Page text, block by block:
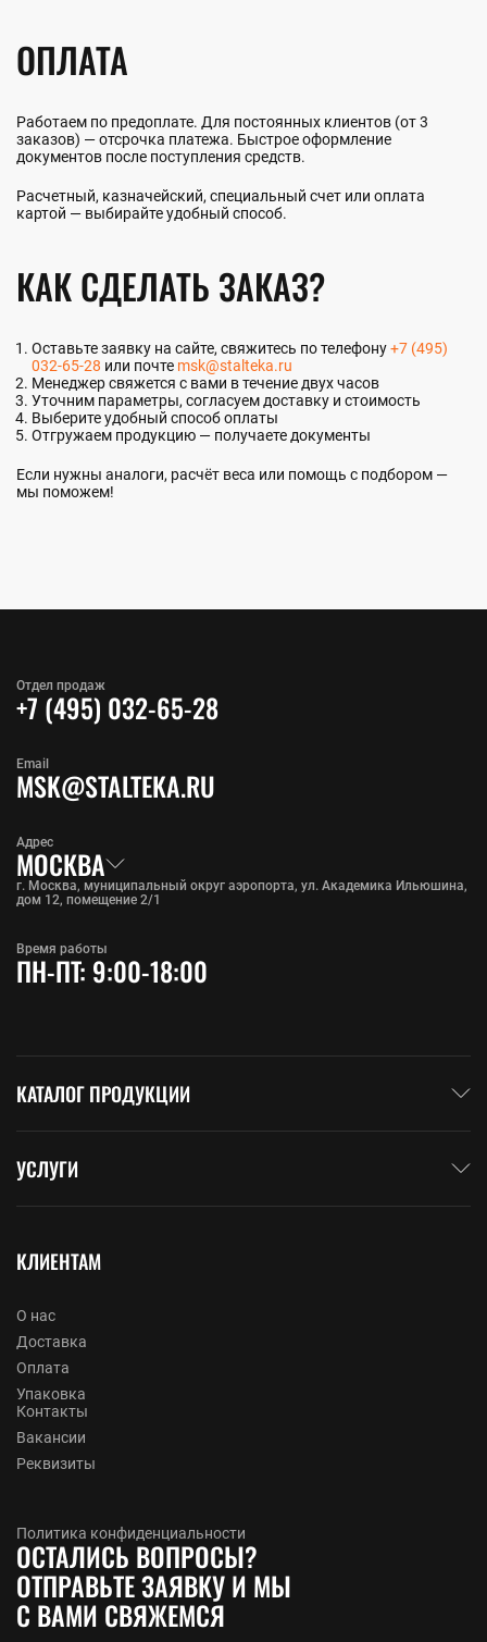
ОПЛАТА
Работаем по предоплате. Для постоянных клиентов (от 3
заказов) — отсрочка платежа. Быстрое оформление
документов после поступления средств.
Расчетный, казначейский, специальный счет или оплата
картой — выбирайте удобный способ.
КАК СДЕЛАТЬ ЗАКАЗ?
Оставьте заявку на сайте, свяжитесь по телефону+7 (495)
032-65-28 или почте msk@stalteka.ru
Менеджер свяжется с вами в течение двух часов
Уточним параметры, согласуем доставку и стоимость
Выберите удобный способ оплаты
Отгружаем продукцию — получаете документы
Если нужны аналоги, расчёт веса или помощь с подбором —
мы поможем!
Отдел продаж
+7 (495) 032-65-28
Адрес
МОСКВА
г. Москва, муниципальный округ аэропорта, ул. Академика Ильюшина,
дом 12, помещение 2/1
Email
MSK@STALTEKA.RU
Время работы
ПН-ПТ: 9:00-18:00
КАТАЛОГ ПРОДУКЦИИ
УСЛУГИ
КЛИЕНТАМ
О нас
Доставка
Оплата
Упаковка
Контакты
Вакансии
Реквизиты
Политика конфиденциальности
ОСТАЛИСЬ ВОПРОСЫ?
ОТПРАВЬТЕ ЗАЯВКУ И МЫ
С ВАМИ СВЯЖЕМСЯ